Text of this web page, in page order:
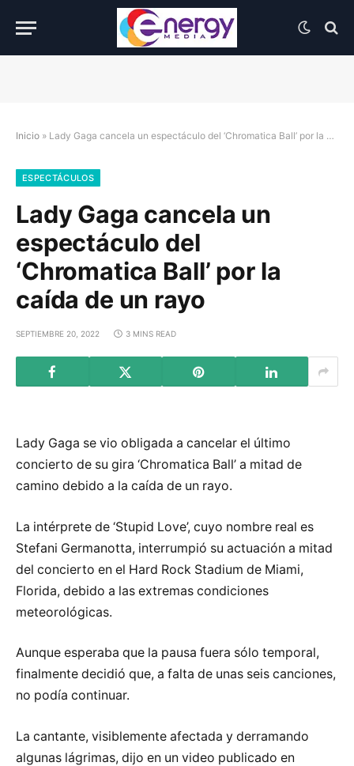
Inicio » Lady Gaga cancela un espectáculo del ‘Chromatica Ball’ por la caída de un rayo
ESPECTÁCULOS
Lady Gaga cancela un
espectáculo del
‘Chromatica Ball’ por la
caída de un rayo
SEPTIEMBRE 20, 2022 3 MINS READ
Lady Gaga se vio obligada a cancelar el último
concierto de su gira ‘Chromatica Ball’ a mitad de
camino debido a la caída de un rayo.
La intérprete de ‘Stupid Love’, cuyo nombre real es
Stefani Germanotta, interrumpió su actuación a mitad
del concierto en el Hard Rock Stadium de Miami,
Florida, debido a las extremas condiciones
meteorológicas.
Aunque esperaba que la pausa fuera sólo temporal,
finalmente decidió que, a falta de unas seis canciones,
no podía continuar.
La cantante, visiblemente afectada y derramando
algunas lágrimas, dijo en un video publicado en